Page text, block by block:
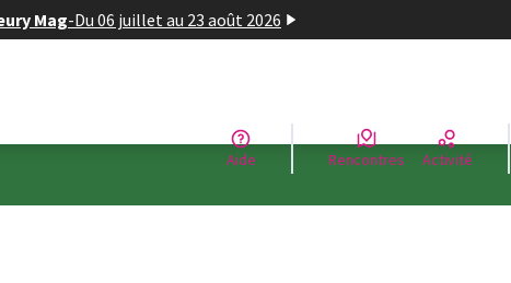
Mag-Du 06 juillet au 23 août 2026
Aide Rencontres Activité